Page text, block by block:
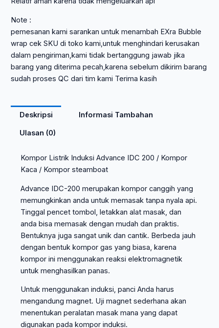
Note :
pemesanan kami sarankan untuk menambah EXra Bubble
wrap cek SKU di toko kami,untuk menghindari kerusakan
dalam pengiriman,kami tidak bertanggung jawab jika
barang yang diterima pecah,karena sebelum dikirim barang
sudah proses QC dari tim kami Terima kasih
Deskripsi Informasi Tambahan
Ulasan (0)
Kompor Listrik Induksi Advance IDC 200 / Kompor
Kaca / Kompor steamboat
Advance IDC-200 merupakan kompor canggih yang
memungkinkan anda untuk memasak tanpa nyala api.
Tinggal pencet tombol, letakkan alat masak, dan
anda bisa memasak dengan mudah dan praktis.
Bentuknya juga sangat unik dan cantik. Berbeda jauh
dengan bentuk kompor gas yang biasa, karena
kompor ini menggunakan reaksi elektromagnetik
untuk menghasilkan panas.
Untuk menggunakan induksi, panci Anda harus
mengandung magnet. Uji magnet sederhana akan
menentukan peralatan masak mana yang dapat
digunakan pada kompor induksi.